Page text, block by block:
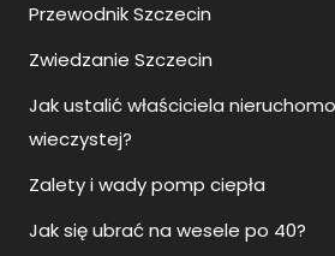
Przewodnik Szczecin
Zwiedzanie Szczecin
Jak ustalić właściciela
wieczystej?
Zalety i wady pomp ciepła
Jak się ubrać na wesele po 40?